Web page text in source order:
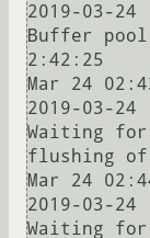
2019-03-
Buffer
2:42:25
Mar 24
2019-03-
Waiting
flushing
Mar 24
2019-03-
Waiting